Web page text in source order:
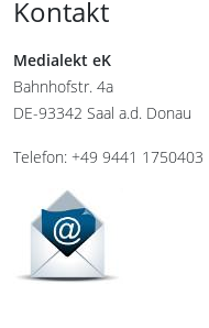
Kontakt
Medialekt eK
Bahnhofstr. 4a
DE-93342 Saal a.d. Donau
Telefon: +49 9441 1750403